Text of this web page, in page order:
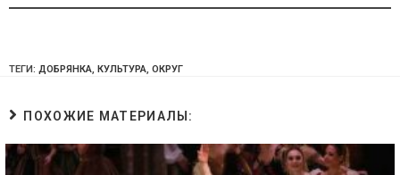
ТЕГИ: ДОБРЯНКА, КУЛЬТУРА, ОКРУГ
ПОХОЖИЕ МАТЕРИАЛЫ: